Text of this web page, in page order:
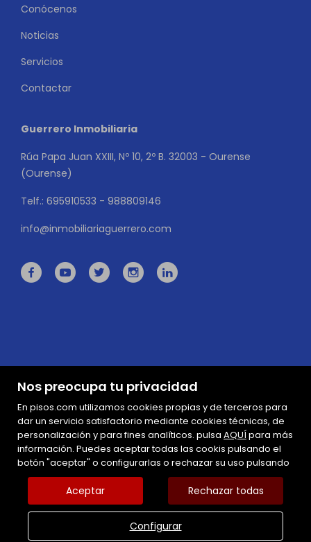
Nos preocupa tu privacidad
En pisos.com utilizamos cookies propias y de terceros para
dar un servicio satisfactorio mediante cookies técnicas, de
personalización y para fines analíticos. pulsa AQUÍpara más
información. Puedes aceptar todas las cookis pulsando el
botón "aceptar" o configurarlas o rechazar su uso pulsando
Aceptar Rechazar todas
Configurar
Conócenos
Noticias
Servicios
Contactar
Guerrero Inmobiliaria
Rúa Papa Juan XXIII, Nº 10, 2º B. 32003 - Ourense
(Ourense)
Telf.: 695910533 - 988809146
info@inmobiliariaguerrero.com
Mapa Web
Aviso legal
Inmuebles destacados
Política de cookies